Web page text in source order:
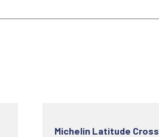
Michelin Latitude Cross